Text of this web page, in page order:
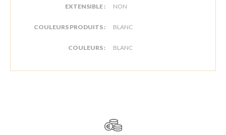
EXTENSIBLE : NON
COULEURS PRODUITS : BLANC
COULEURS : BLANC